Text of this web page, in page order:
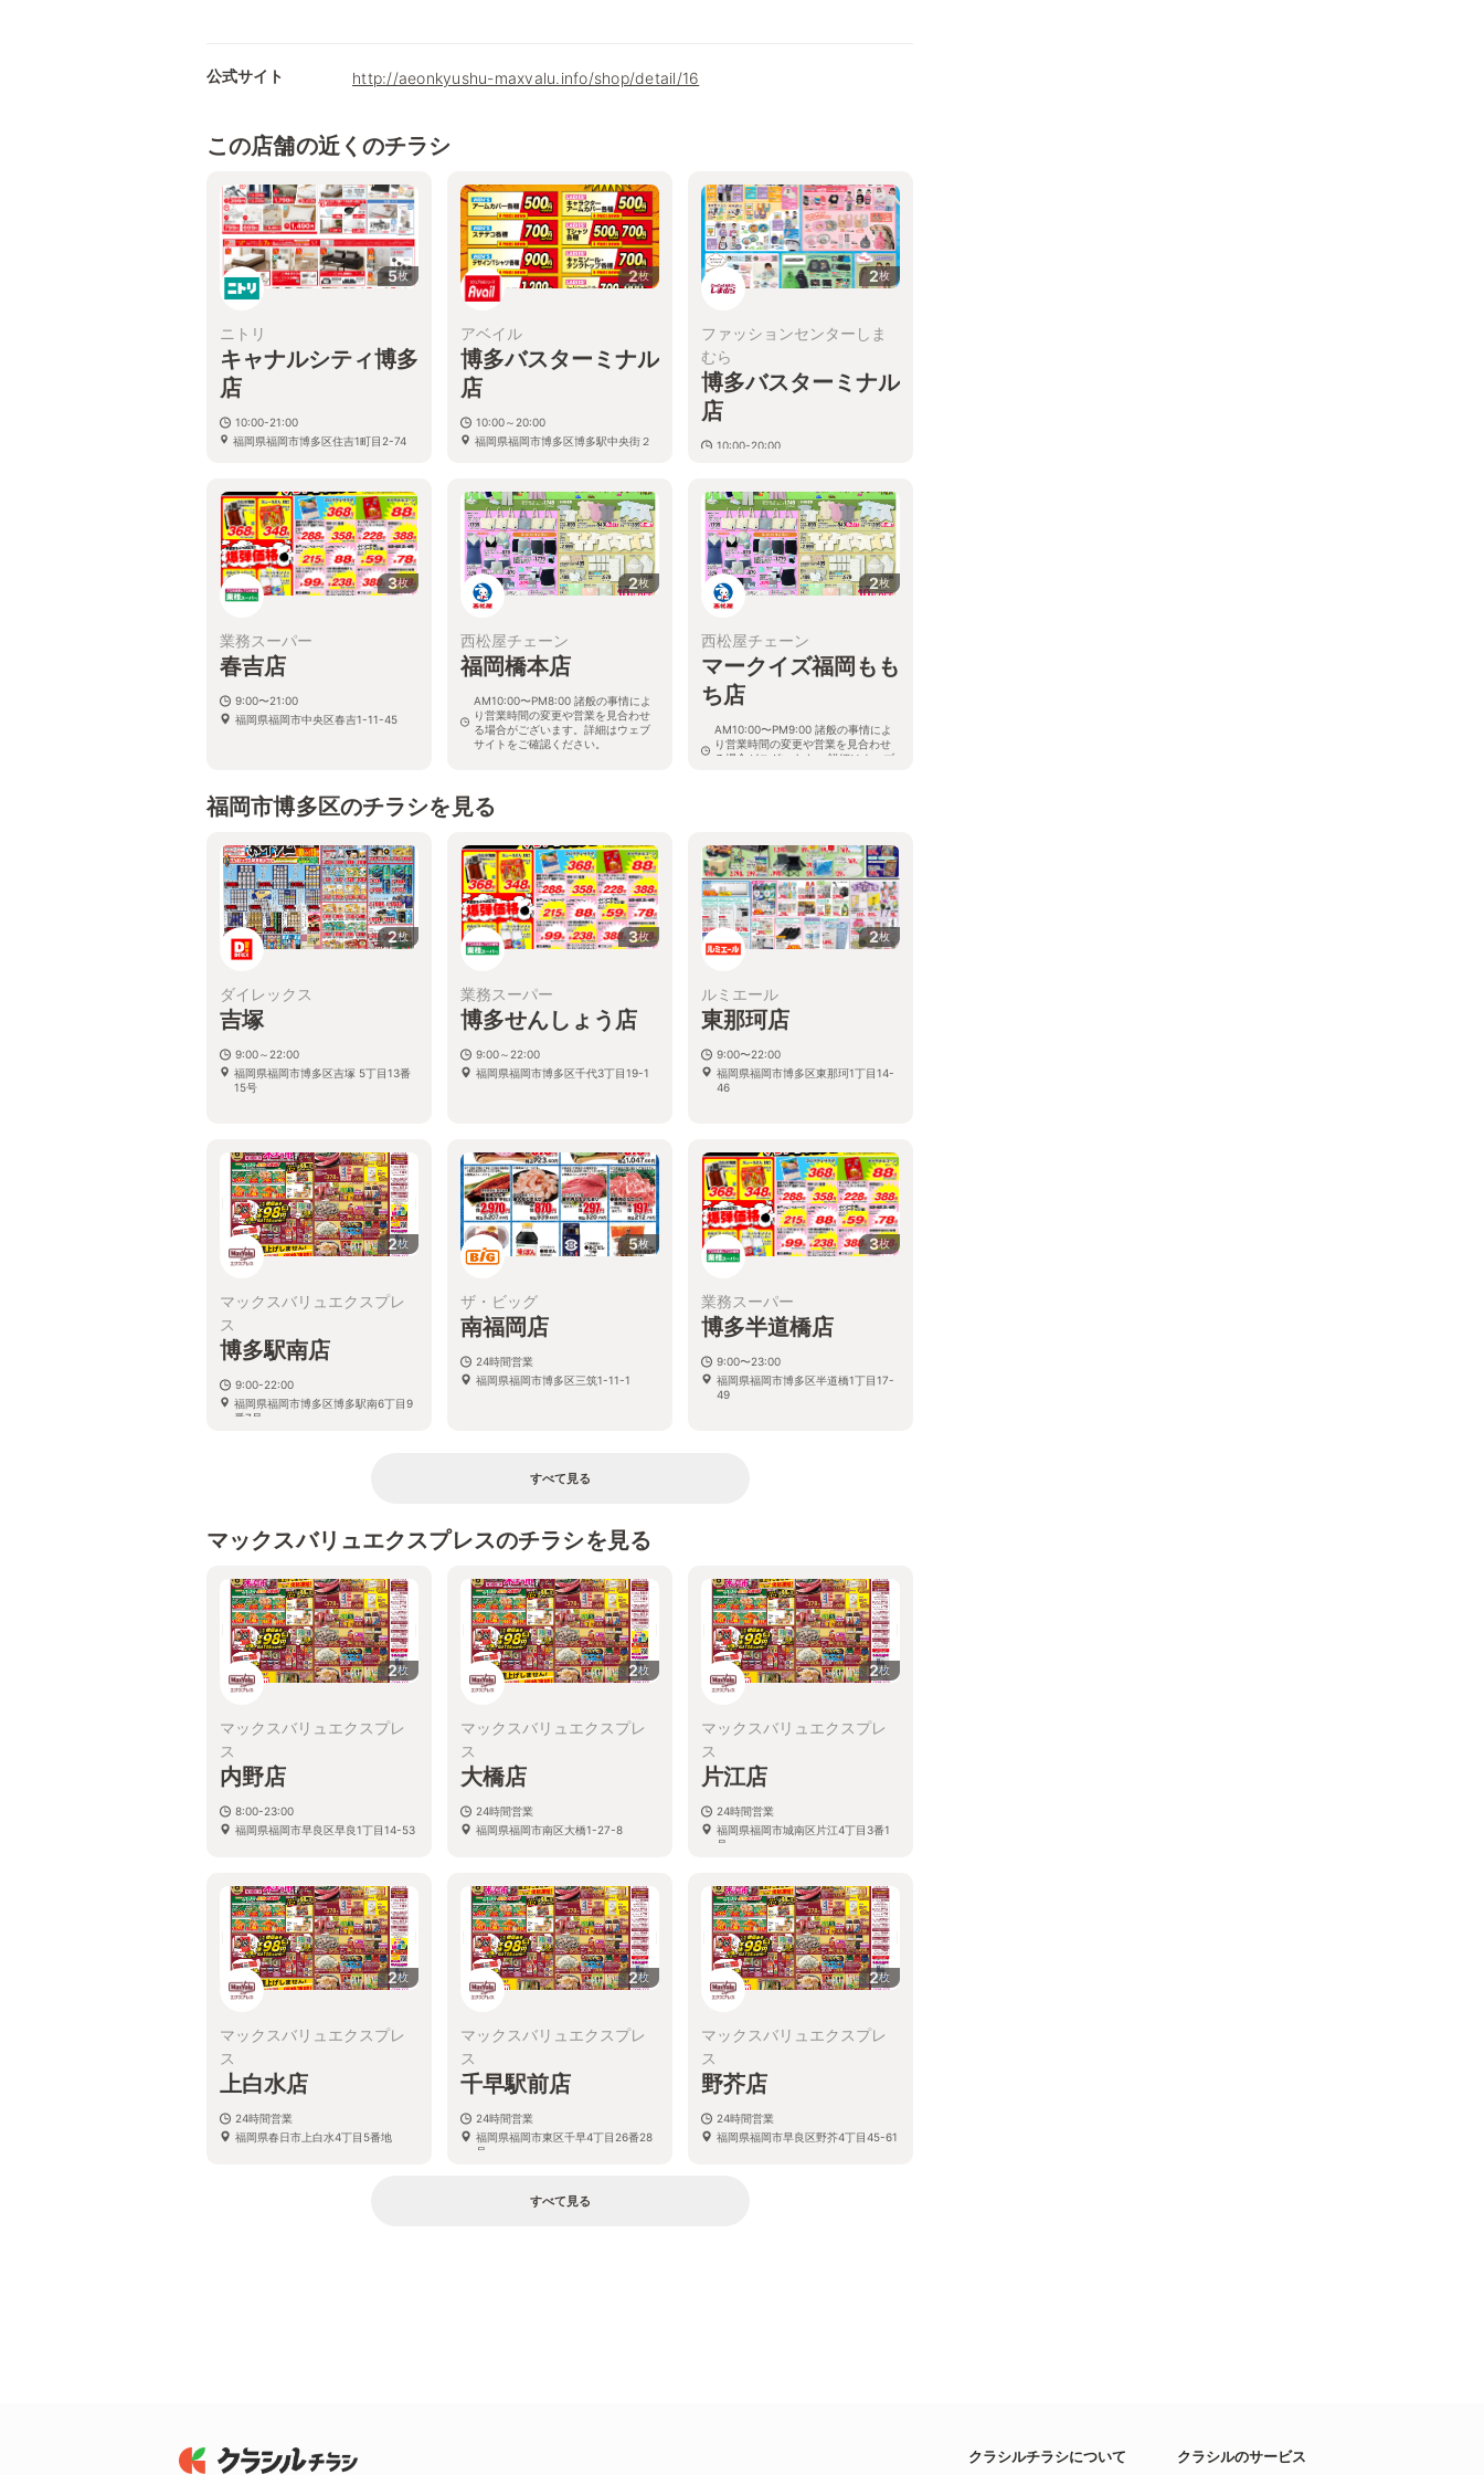
公式サイト http://aeonkyushu-maxvalu.info/shop/detail/16
この店舗の近くのチラシ
5枚
ニトリ
キャナルシティ博多
店
10:00-21:00
福岡県福岡市博多区住吉1町目2-74
2枚
アベイル
博多バスターミナル
店
10:00～20:00
福岡県福岡市博多区博多駅中央街２
2枚
ファッションセンターしま
むら
博多バスターミナル
店
10:00-20:00
3枚
業務スーパー
春吉店
9:00〜21:00
福岡県福岡市中央区春吉1-11-45
2枚
西松屋チェーン
福岡橋本店
AM10:00〜PM8:00 諸般の事情によ
り営業時間の変更や営業を見合わせ
る場合がございます。詳細はウェブ
サイトをご確認ください。
2枚
西松屋チェーン
マークイズ福岡もも
ち店
AM10:00〜PM9:00 諸般の事情によ
り営業時間の変更や営業を見合わせ
る場合がございます。 詳細はウェブ
福岡市博多区のチラシを見る
2枚
ダイレックス
吉塚
9:00～22:00
福岡県福岡市博多区吉塚 5丁目13番
15号
3枚
業務スーパー
博多せんしょう店
9:00～22:00
福岡県福岡市博多区千代3丁目19-1
2枚
ルミエール
東那珂店
9:00〜22:00
福岡県福岡市博多区東那珂1丁目14-
46
2枚
マックスバリュエクスプレ
ス
博多駅南店
9:00-22:00
福岡県福岡市博多区博多駅南6丁目9
番7号
5枚
ザ・ビッグ
南福岡店
24時間営業
福岡県福岡市博多区三筑1-11-1
3枚
業務スーパー
博多半道橋店
9:00〜23:00
福岡県福岡市博多区半道橋1丁目17-
49
すべて見る
マックスバリュエクスプレスのチラシを見る
2枚
マックスバリュエクスプレ
ス
内野店
8:00-23:00
福岡県福岡市早良区早良1丁目14-53
2枚
マックスバリュエクスプレ
ス
大橋店
24時間営業
福岡県福岡市南区大橋1-27-8
2枚
マックスバリュエクスプレ
ス
片江店
24時間営業
福岡県福岡市城南区片江4丁目3番1
号
2枚
マックスバリュエクスプレ
ス
上白水店
24時間営業
福岡県春日市上白水4丁目5番地
2枚
マックスバリュエクスプレ
ス
千早駅前店
24時間営業
福岡県福岡市東区千早4丁目26番28
号
2枚
マックスバリュエクスプレ
ス
野芥店
24時間営業
福岡県福岡市早良区野芥4丁目45-61
すべて見る
クラシルチラシについて クラシルのサービス